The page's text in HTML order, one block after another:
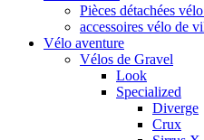
Pièces détachées
accessoires vélo de
Vélo aventure
Vélos de Gravel
Look
Specialized
Diverge
Crux